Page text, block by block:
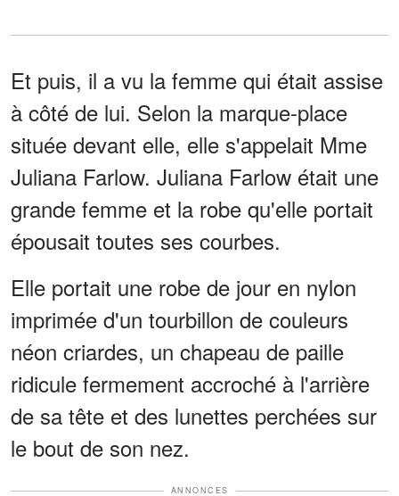
Et puis, il a vu la femme qui était assise
à côté de lui. Selon la marque-place
située devant elle, elle s'appelait Mme
Juliana Farlow. Juliana Farlow était une
grande femme et la robe qu'elle portait
épousait toutes ses courbes.
Elle portait une robe de jour en nylon
imprimée d'un tourbillon de couleurs
néon criardes, un chapeau de paille
ridicule fermement accroché à l'arrière
de sa tête et des lunettes perchées sur
le bout de son nez.
ANNONCES